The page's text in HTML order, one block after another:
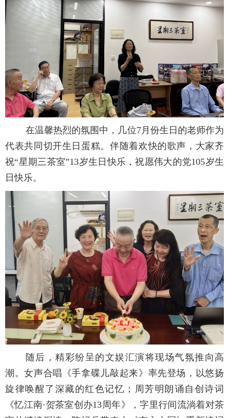
在温馨热烈的氛围中，几位7月份生日的老师作为
代表共同切开生日蛋糕。伴随着欢快的歌声，大家齐
祝“星期三茶室”13岁生日快乐，祝愿伟大的党105岁生
日快乐。
随后，精彩纷呈的文娱汇演将现场气氛推向高
潮。女声合唱《手拿碟儿敲起来》率先登场，以悠扬
旋律唤醒了深藏的红色记忆；周芳明朗诵自创诗词
《忆江南·贺茶室创办13周年》，字里行间流淌着对茶